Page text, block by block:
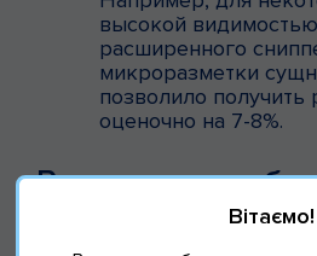
высокой
расширенного
микроразметки
позволило получить
оценочно на 7-8%.
Результаты
Вітаємо!